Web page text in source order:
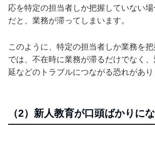
応を特定の担当者しか把握していない
だと、業務が滞ってしまいます。
このように、特定の担当者しか業務を
では、不在時に業務が滞るだけでなく
延などのトラブルにつながる恐れがあり
（2）新人教育が口頭ばかりに